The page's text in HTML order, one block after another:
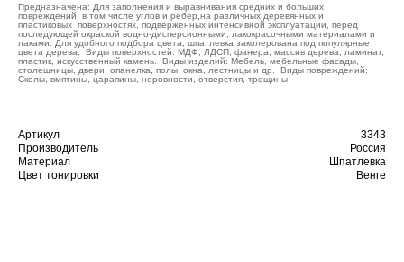
Предназначена: Для заполнения и выравнивания средних и больших
повреждений, в том числе углов и ребер,на различных деревянных и
пластиковых поверхностях, подверженных интенсивной эксплуатации, перед
последующей окраской водно-дисперсионными, лакокрасочными материалами и
лаками. Для удобного подбора цвета, шпатлевка заколерована под популярные
цвета дерева. Виды поверхностей: МДФ, ЛДСП, фанера, массив дерева, ламинат,
пластик, искусственный камень. Виды изделий: Мебель, мебельные фасады,
столешницы, двери, опанелка, полы, окна, лестницы и др. Виды повреждений:
Сколы, вмятины, царапины, неровности, отверстия, трещины
Артикул
3343
Производитель
Россия
Материал
Шпатлевка
Цвет тонировки
Венге